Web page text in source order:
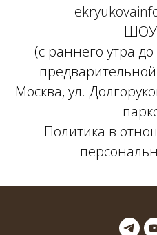
(с раннего утра
Москва, ул.
Политика в